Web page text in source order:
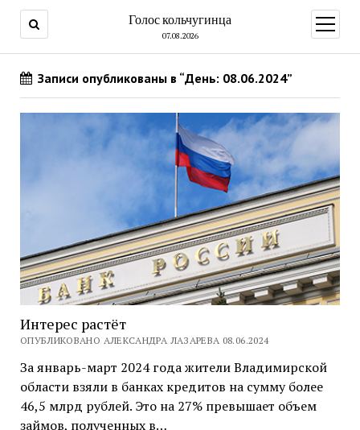
Голос кольчугинца
07.08.2026
меню
Записи опубликованы в “День: 08.06.2024”
Интерес растёт
ОПУБЛИКОВАНО АЛЕКСАНДРА ЛАЗАРЕВА 08.06.2024
За январь-март 2024 года жители Владимирской
области взяли в банках кредитов на сумму более
46,5 млрд рублей. Это на 27% превышает объем
займов, полученных в…